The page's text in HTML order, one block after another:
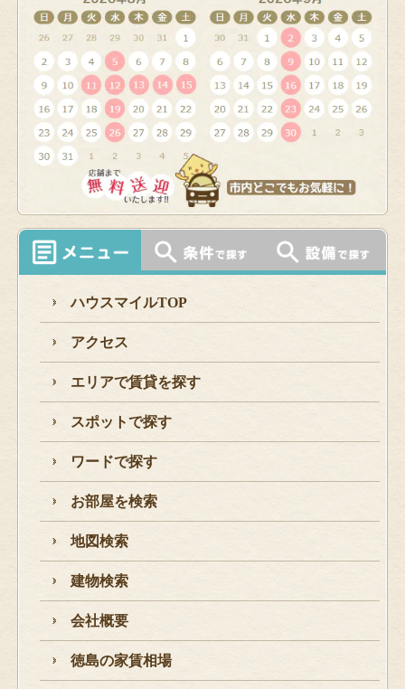
ハウスマイルTOP
アクセス
エリアで賃貸を探す
スポットで探す
ワードで探す
お部屋を検索
地図検索
建物検索
会社概要
徳島の家賃相場